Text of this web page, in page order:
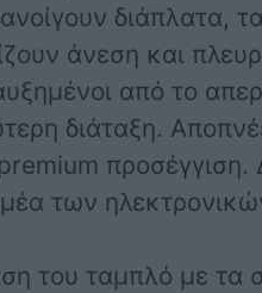
διάπλατα,
άνεση και
από το
διάταξη.
προσέγγιση.
των
του ταμπλό με τα